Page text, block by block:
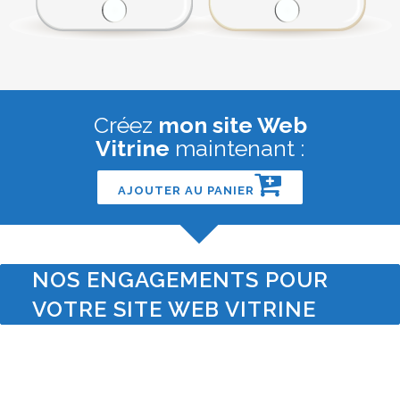
Créez mon site Web
Vitrine maintenant :
AJOUTER AU PANIER
NOS ENGAGEMENTS POUR
VOTRE SITE WEB VITRINE